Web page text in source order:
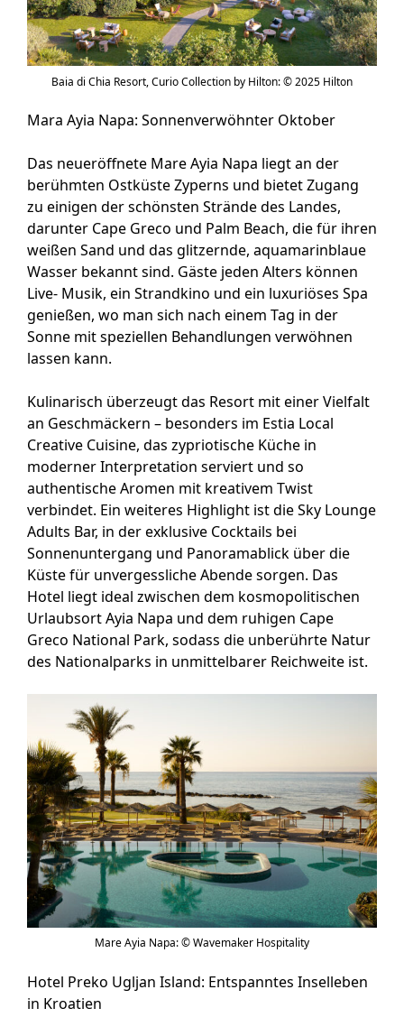
Baia di Chia Resort, Curio Collection by Hilton: © 2025 Hilton
Mara Ayia Napa: Sonnenverwöhnter Oktober
Das neueröffnete Mare Ayia Napa liegt an der
berühmten Ostküste Zyperns und bietet Zugang
zu einigen der schönsten Strände des Landes,
darunter Cape Greco und Palm Beach, die für ihren
weißen Sand und das glitzernde, aquamarinblaue
Wasser bekannt sind. Gäste jeden Alters können
Live- Musik, ein Strandkino und ein luxuriöses Spa
genießen, wo man sich nach einem Tag in der
Sonne mit speziellen Behandlungen verwöhnen
lassen kann.
Kulinarisch überzeugt das Resort mit einer Vielfalt
an Geschmäckern – besonders im Estia Local
Creative Cuisine, das zypriotische Küche in
moderner Interpretation serviert und so
authentische Aromen mit kreativem Twist
verbindet. Ein weiteres Highlight ist die Sky Lounge
Adults Bar, in der exklusive Cocktails bei
Sonnenuntergang und Panoramablick über die
Küste für unvergessliche Abende sorgen. Das
Hotel liegt ideal zwischen dem kosmopolitischen
Urlaubsort Ayia Napa und dem ruhigen Cape
Greco National Park, sodass die unberührte Natur
des Nationalparks in unmittelbarer Reichweite ist.
Mare Ayia Napa: © Wavemaker Hospitality
Hotel Preko Ugljan Island: Entspanntes Inselleben
in Kroatien